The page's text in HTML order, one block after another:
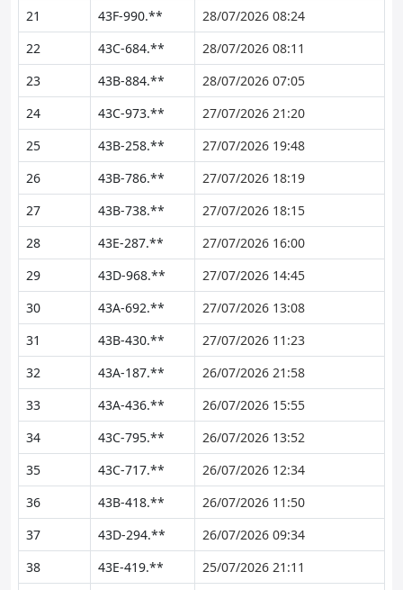
21
43F-990.**
28/07/2026 08:24
22
43C-684.**
28/07/2026 08:11
23
43B-884.**
28/07/2026 07:05
24
43C-973.**
27/07/2026 21:20
25
43B-258.**
27/07/2026 19:48
26
43B-786.**
27/07/2026 18:19
27
43B-738.**
27/07/2026 18:15
28
43E-287.**
27/07/2026 16:00
29
43D-968.**
27/07/2026 14:45
30
43A-692.**
27/07/2026 13:08
31
43B-430.**
27/07/2026 11:23
32
43A-187.**
26/07/2026 21:58
33
43A-436.**
26/07/2026 15:55
34
43C-795.**
26/07/2026 13:52
35
43C-717.**
26/07/2026 12:34
36
43B-418.**
26/07/2026 11:50
37
43D-294.**
26/07/2026 09:34
38
43E-419.**
25/07/2026 21:11